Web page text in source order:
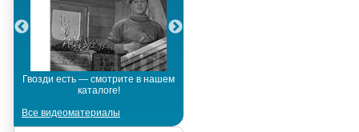
Гвозди есть — смотрите в нашем
каталоге!
Все видеоматериалы